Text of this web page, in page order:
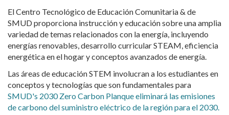
El Centro Tecnológico de Educación Comunitaria & de
SMUD proporciona instrucción y educación sobre una amplia
variedad de temas relacionados con la energía, incluyendo
energías renovables, desarrollo curricular STEAM, eficiencia
energética en el hogar y conceptos avanzados de energía.
Las áreas de educación STEM involucran a los estudiantes en
conceptos y tecnologías que son fundamentales para
SMUD's 2030 Zero Carbon Planque eliminará las emisiones
de carbono del suministro eléctrico de la región para el 2030.